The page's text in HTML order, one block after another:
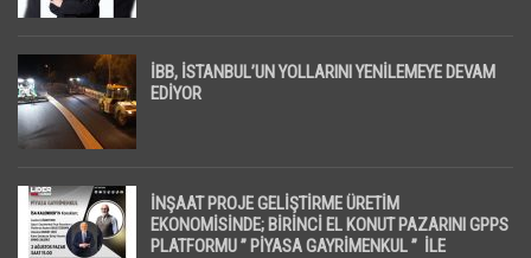
İBB, İSTANBUL’UN YOLLARINI YENİLEMEYE DEVAM
EDİYOR
İNŞAAT PROJE GELİŞTİRME ÜRETİM
EKONOMİSİNDE; BİRİNCİ EL KONUT PAZARINI GPPS
PLATFORMU ” PİYASA GAYRİMENKUL ” İLE